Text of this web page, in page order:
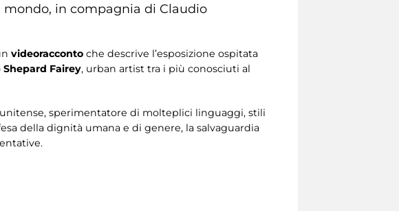
in compagnia di Claudio
videoracconto che descrive l’esposizione ospitata
Shepard Fairey, urban artist tra i più conosciuti al
sperimentatore di molteplici linguaggi, stili
della dignità umana e di genere, la salvaguardia